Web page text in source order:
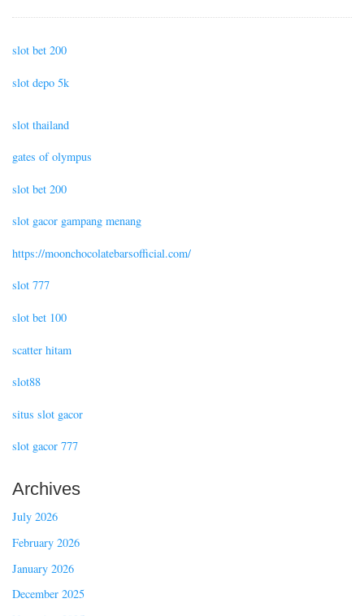
slot bet 200
slot depo 5k
slot thailand
gates of olympus
slot bet 200
slot gacor gampang menang
https://moonchocolatebarsofficial.com/
slot 777
slot bet 100
scatter hitam
slot88
situs slot gacor
slot gacor 777
Archives
July 2026
February 2026
January 2026
December 2025